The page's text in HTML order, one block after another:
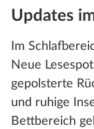
Updates
Im
Neue
gepolsterte
und ruhige
Bettbereich